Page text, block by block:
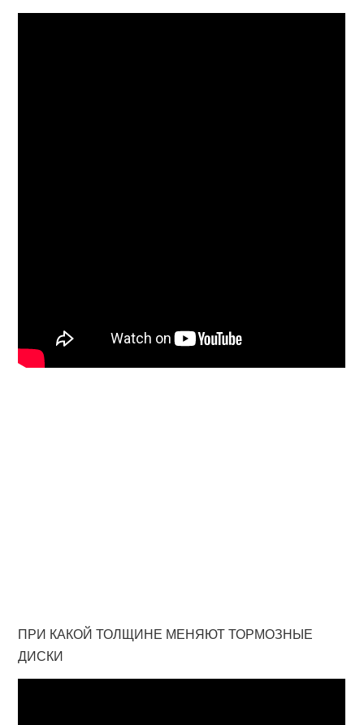
ПРИ КАКОЙ ТОЛЩИНЕ МЕНЯЮТ ТОРМОЗНЫЕ
ДИСКИ